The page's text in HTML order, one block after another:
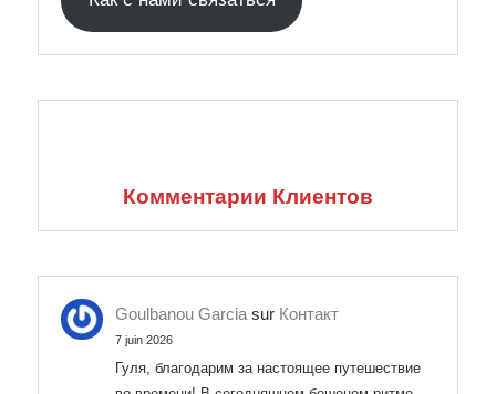
Комментарии Клиентов
Goulbanou Garcia sur Контакт
7 juin 2026
Гуля, благодарим за настоящее путешествие